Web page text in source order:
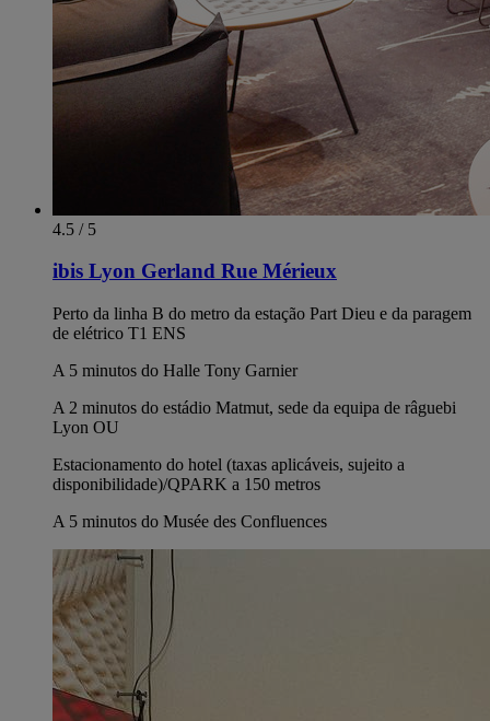
4.5 / 5
ibis Lyon Gerland Rue Mérieux
Perto da linha B do metro da estação Part Dieu e da paragem
de elétrico T1 ENS
A 5 minutos do Halle Tony Garnier
A 2 minutos do estádio Matmut, sede da equipa de râguebi
Lyon OU
Estacionamento do hotel (taxas aplicáveis, sujeito a
disponibilidade)/QPARK a 150 metros
A 5 minutos do Musée des Confluences